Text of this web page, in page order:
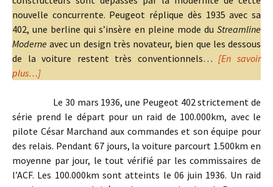
nouvelle concurrente. Peugeot réplique dès 1935 avec sa
402, une berline qui s’insère en pleine mode du Streamline
Moderne avec un design très novateur, bien que les dessous
de la voiture restent très conventionnels…[En savoir
plus…]
Le 30 mars 1936, une Peugeot 402 strictement de
série prend le départ pour un raid de 100.000km, avec le
pilote César Marchand aux commandes et son équipe pour
des relais. Pendant 67 jours, la voiture parcourt 1.500km en
moyenne par jour, le tout vérifié par les commissaires de
l’ACF. Les 100.000km sont atteints le 06 juin 1936. Un raid